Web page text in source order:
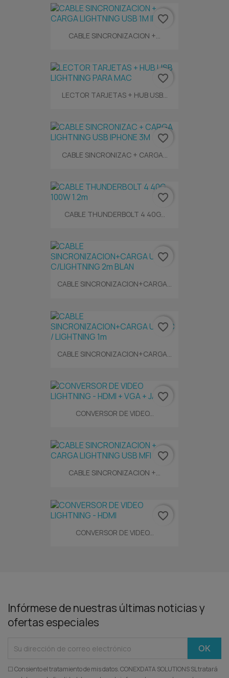
CABLE SINCRONIZACION +...
favorite_border
LECTOR TARJETAS + HUB USB...
favorite_border
CABLE SINCRONIZAC + CARGA...
favorite_border
CABLE THUNDERBOLT 4 40G...
favorite_border
CABLE SINCRONIZACION+CARGA...
favorite_border
CABLE SINCRONIZACION+CARGA...
favorite_border
CONVERSOR DE VIDEO...
favorite_border
CABLE SINCRONIZACION +...
favorite_border
CONVERSOR DE VIDEO...
favorite_border
Infórmese de nuestras últimas noticias y
ofertas especiales
☐ Consiento el tratamiento de mis datos. CONEXDATA SOLUTIONS SL tratará